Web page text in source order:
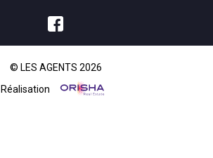
© LES AGENTS 2026
Réalisation